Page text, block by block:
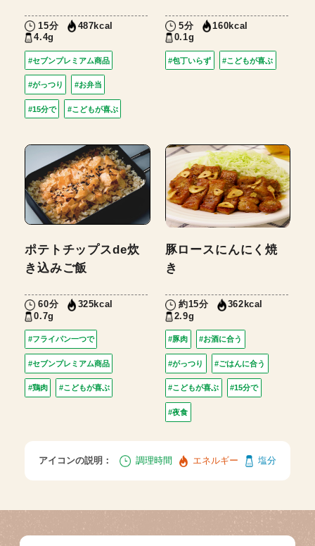
15分
487kcal
4.4g
#セブンプレミアム商品
#がっつり #お弁当
#15分で #こどもが喜ぶ
5分
160kcal
0.1g
#包丁いらず #こどもが喜ぶ
ポテトチップスde炊
き込みご飯
60分
325kcal
0.7g
#フライパン一つで
#セブンプレミアム商品
#鶏肉 #こどもが喜ぶ
豚ロースにんにく焼
き
約15分
362kcal
2.9g
#豚肉 #お酒に合う
#がっつり #ごはんに合う
#こどもが喜ぶ #15分で
#夜食
アイコンの説明： 調理時間 エネルギー 塩分